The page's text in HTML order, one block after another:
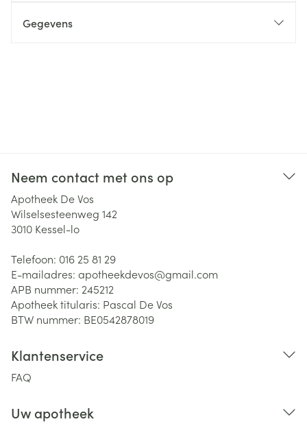
Gegevens
Neem contact met ons op
Apotheek De Vos
Wilselsesteenweg 142
3010 Kessel-lo
Telefoon: 016 25 81 29
E-mailadres: apotheekdevos@gmail.com
APB nummer: 245212
Apotheek titularis: Pascal De Vos
BTW nummer: BE0542878019
Klantenservice
FAQ
Uw apotheek